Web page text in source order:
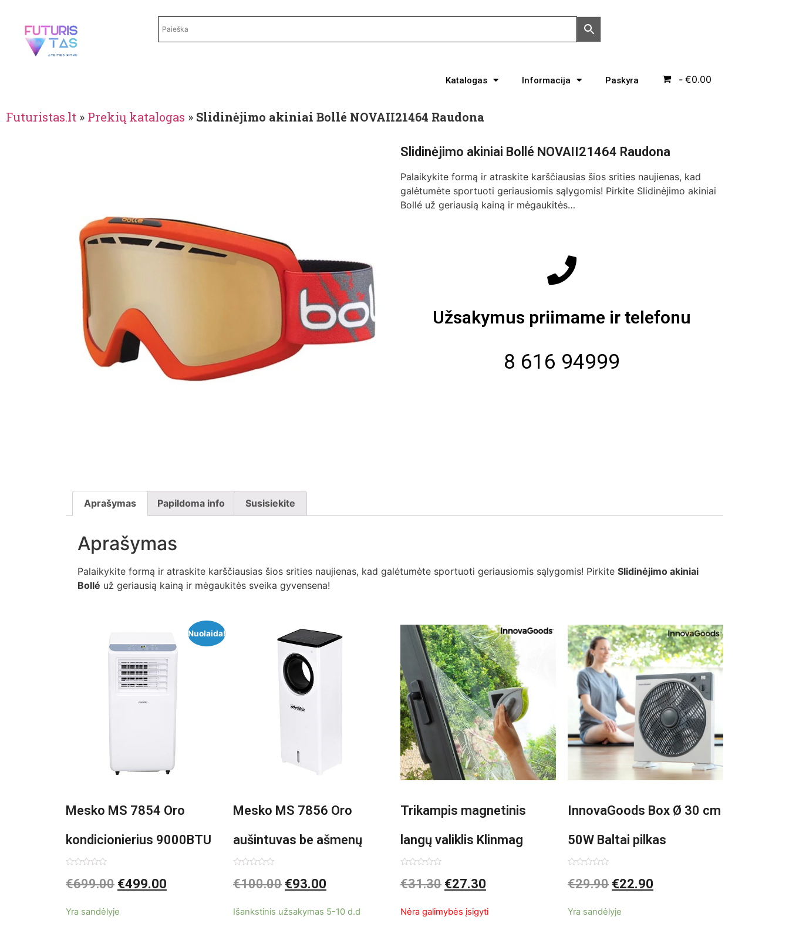
Katalogas Informacija Paskyra €0.00
Futuristas.lt » Prekių katalogas » Slidinėjimo akiniai Bollé NOVAII21464 Raudona
Slidinėjimo akiniai Bollé NOVAII21464 Raudona
Palaikykite formą ir atraskite karščiausias šios srities naujienas, kad
galėtumėte sportuoti geriausiomis sąlygomis! Pirkite Slidinėjimo akiniai
Bollé už geriausią kainą ir mėgaukitės…
Užsakymus priimame ir telefonu
8 616 94999
Aprašymas Papildoma info Susisiekite
Aprašymas
Palaikykite formą ir atraskite karščiausias šios srities naujienas, kad galėtumėte sportuoti geriausiomis sąlygomis! Pirkite Slidinėjimo akiniai
Bollé už geriausią kainą ir mėgaukitės sveika gyvensena!
Nuolaida!
Mesko MS 7854 Oro
kondicionierius 9000BTU
0
iš
€699.00 €499.00
Yra sandėlyje
Mesko MS 7856 Oro
aušintuvas be ašmenų
3in1
0
iš
€100.00 €93.00
Išankstinis užsakymas 5-10 d.d
Trikampis magnetinis
langų valiklis Klinmag
InnovaGoods
0
iš
€31.30 €27.30
Nėra galimybės įsigyti
InnovaGoods Box Ø 30 cm
50W Baltai pilkas
pastatomas ventiliatorius
0
iš
€29.90 €22.90
Yra sandėlyje